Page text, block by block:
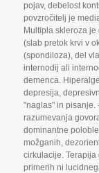
pojav,debelost
povzročitelj je
Multipla skleroza je
(slab pretok krvi v
(spondiloza),del
internodij ali
demenca.
depresija,
"naglas" in pisanje.
razumevanja
dominantne
možganih,
cirkulacije.
primerih ni